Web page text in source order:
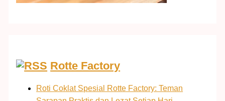
Rotte Factory
Roti Coklat Spesial Rotte Factory: Teman